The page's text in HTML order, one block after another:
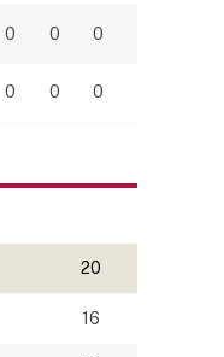
0 0 0
0 0 0
20
16